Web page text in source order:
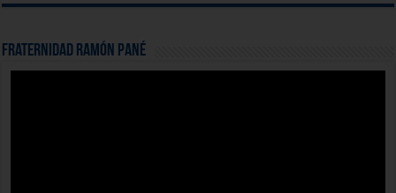
Fraternidad Ramón Pané